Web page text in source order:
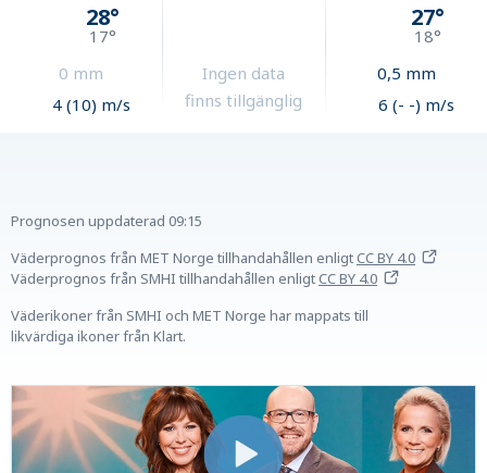
28°
17°
0 mm
4 (10) m/s
Ingen data
finns tillgänglig
27°
18°
0,5 mm
6 (- -) m/s
Prognosen uppdaterad 09:15
Väderprognos från MET Norge tillhandahållen enligtCC BY 4.0
Väderprognos från SMHI tillhandahållen enligtCC BY 4.0
Väderikoner från SMHI och MET Norge har mappats till
likvärdiga ikoner från Klart.